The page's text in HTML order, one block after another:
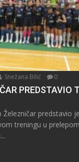
Snežana Bilić 0
PREDSTAVIO
Železničar predstavio
treningu u